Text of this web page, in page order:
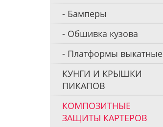
Бамперы
Обшивка кузова
Платформы выкатные
КУНГИ И КРЫШКИ
ПИКАПОВ
КОМПОЗИТНЫЕ
ЗАЩИТЫ КАРТЕРОВ